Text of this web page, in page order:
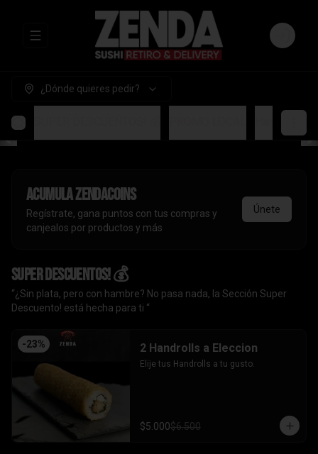
Abrir menu de navegación Login
¿Dónde quieres pedir?
AcumulaZendaCoins
Regístrate, gana puntos con tus compras y
canjealos por productos y más
Únete
SUPER DESCUENTOS! 💰
“¿Sin plata, pero con hambre? No pasa nada, la Sección Super
Descuento! está hecha para ti “
-23% 2 Handrolls a Eleccion
Elije tus Handrolls a tu gusto.
$5.000$6.500